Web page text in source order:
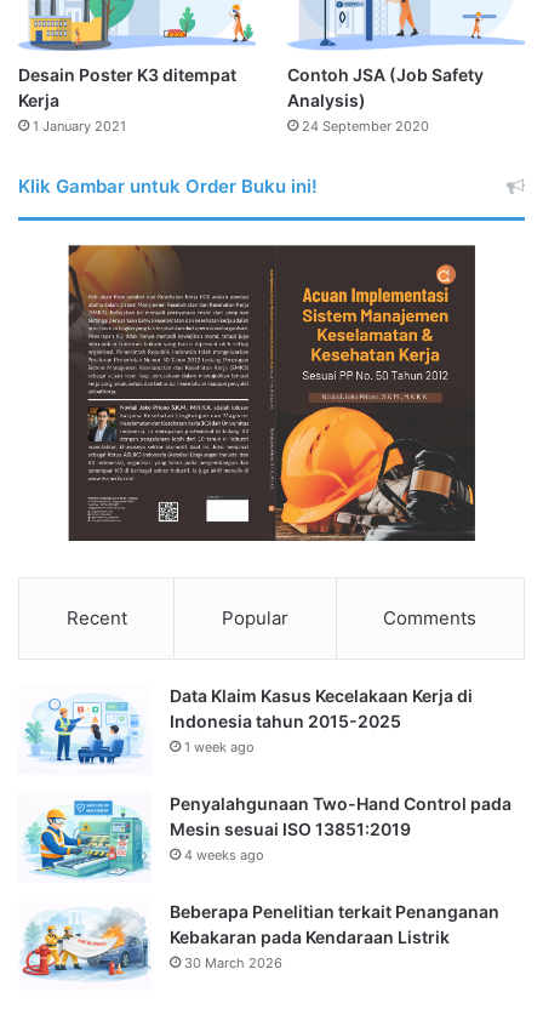
Desain Poster K3 ditempat
Kerja
1 January 2021
Contoh JSA (Job Safety
Analysis)
24 September 2020
Klik Gambar untuk Order Buku ini!
Recent Popular Comments
Data Klaim Kasus Kecelakaan Kerja di
Indonesia tahun 2015-2025
1 week ago
Penyalahgunaan Two-Hand Control pada
Mesin sesuai ISO 13851:2019
4 weeks ago
Beberapa Penelitian terkait Penanganan
Kebakaran pada Kendaraan Listrik
30 March 2026